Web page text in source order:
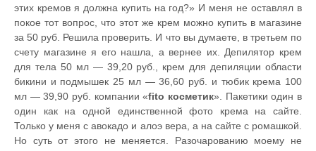
этих кремов я должна купить на год?» И меня не оставлял в
покое тот вопрос, что этот же крем можно купить в магазине
за 50 руб. Решила проверить. И что вы думаете, в третьем по
счету магазине я его нашла, а вернее их. Депилятор крем
для тела 50 мл — 39,20 руб., крем для депиляции области
бикини и подмышек 25 мл — 36,60 руб. и тюбик крема 100
мл — 39,90 руб. компании «fito косметик». Пакетики один в
один как на одной единственной фото крема на сайте.
Только у меня с авокадо и алоэ вера, а на сайте с ромашкой.
Но суть от этого не меняется. Разочарованию моему не